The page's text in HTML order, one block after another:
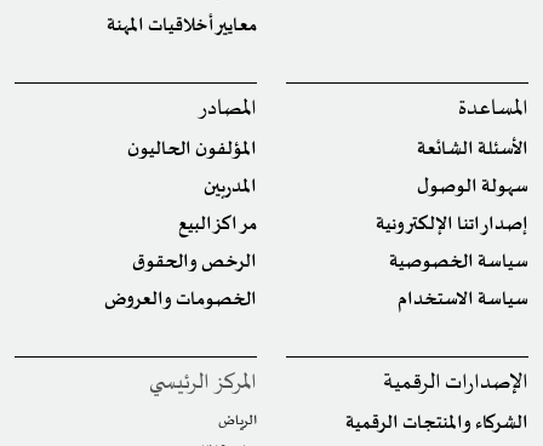
معايير أخلاقيات المهنة
المساعدة
الأسئلة الشائعة
سهولة الوصول
إصداراتنا الإلكترونية
سياسة الخصوصية
سياسة الاستخدام
المصادر
المؤلفون الحاليون
المدربين
مراكز البيع
الرخص والحقوق
الخصومات والعروض
الإصدارات الرقمية
الشركاء والمنتجات الرقمية
المركز الرئيسي
الرياض